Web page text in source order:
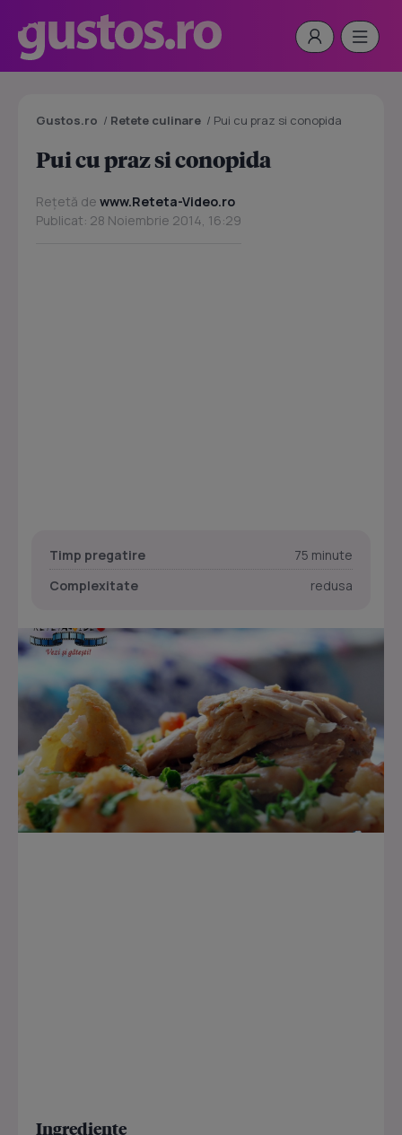
Gustos.ro / Retete culinare / Pui cu praz si conopida
Pui cu praz si conopida
Rețetă de www.Reteta-Video.ro
Publicat: 28 Noiembrie 2014, 16:29
Timp pregatire
75 minute
Complexitate
redusa
Ingrediente